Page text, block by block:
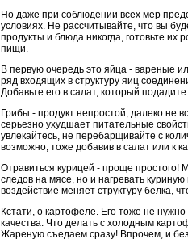
Но даже при соблюдении всех мер
условиях. Не рассчитывайте, что вы
продукты и блюда никогда, готовьте
пищи.
В первую очередь это яйца - вареные
ряд входящих в структуру яиц
Добавьте его в салат, который
Грибы - продукт непростой, далеко не
серьезно ухудшает питательные
увлекайтесь, не перебарщивайте с
возможно, тоже добавив в салат или к
Отравиться курицей - проще простого!
следов на мясе, но и нагревать
воздействие меняет структуру белка,
Кстати, о картофеле. Его тоже не
качества. Что делать с холодным
Жареную съедаем сразу! Впрочем, и